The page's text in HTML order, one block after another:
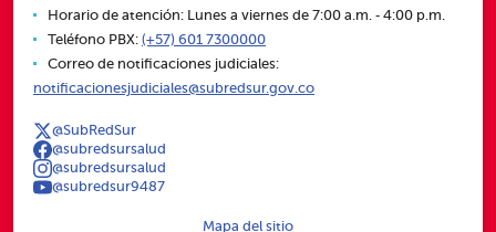
Horario de atención: Lunes a viernes de 7:00 a.m. ‑ 4:00 p.m.
Teléfono PBX: (+57) 601 7300000
Correo de notificaciones judiciales:
notificacionesjudiciales@subredsur.gov.co
@SubRedSur
@subredsursalud
@subredsursalud
@subredsur9487
Mapa del sitio